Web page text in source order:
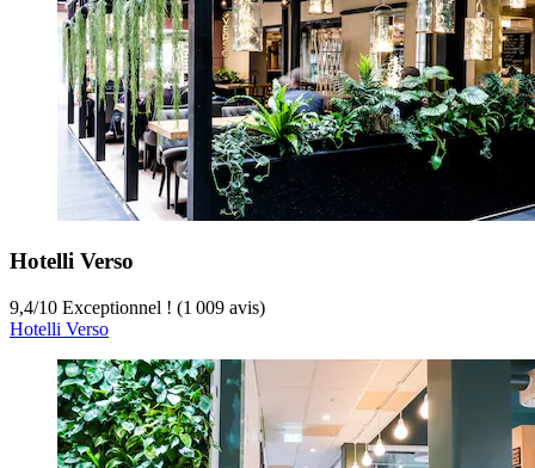
Hotelli Verso
9,4/10 Exceptionnel ! (1 009 avis)
Hotelli Verso